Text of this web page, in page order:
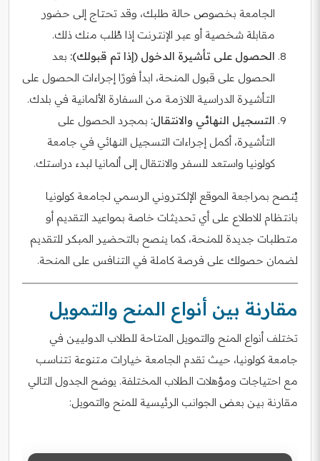
الجامعة بخصوص حالة طلبك، وقد تحتاج إلى حضور
مقابلة شخصية أو عبر الإنترنت إذا طُلب منك ذلك.
الحصول على تأشيرة الدخول (إذا تم قبولك): بعد
الحصول على قبول المنحة، ابدأ فورًا إجراءات الحصول على
التأشيرة الدراسية اللازمة من السفارة الألمانية في بلدك.
التسجيل النهائي والانتقال: بمجرد الحصول على
التأشيرة، أكمل إجراءات التسجيل النهائي في جامعة
كولونيا واستعد للسفر والانتقال إلى ألمانيا لبدء دراستك.
يُنصح بمراجعة الموقع الإلكتروني الرسمي لجامعة كولونيا
بانتظام للاطلاع على أي تحديثات خاصة بمواعيد التقديم أو
متطلبات جديدة للمنحة، كما ينصح بالتحضير المبكر للتقديم
لضمان حصولك على فرصة كاملة في التنافس على المنحة.
مقارنة بين أنواع المنح والتمويل
تختلف أنواع المنح والتمويل المتاحة للطلاب الدوليين في
جامعة كولونيا، حيث تقدم الجامعة خيارات متنوعة تتناسب
مع احتياجات ومؤهلات الطلاب المختلفة. يوضح الجدول التالي
مقارنة بين بعض الجوانب الرئيسية للمنح والتمويل: